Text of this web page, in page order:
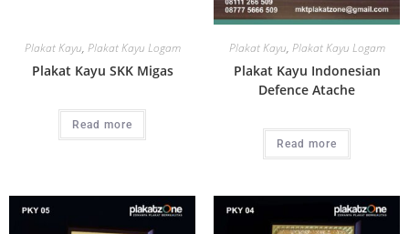
Plakat Kayu, Plakat Kayu Logam
Plakat Kayu SKK Migas
Read more
Plakat Kayu, Plakat Kayu Logam
Plakat Kayu Indonesian
Defence Atache
Read more